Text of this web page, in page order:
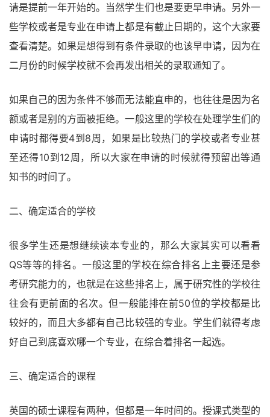
请是提前一年开始的。当然学生们也是要更早申请。另外一
些学校或者是专业在申请上都是有截止日期的，这个大家要
查看清楚。如果是想得到有条件录取的也该早申请，因为在
二月份的时候学校就不会再发出相关的录取通知了。
如果自己的因为条件不够而无法能直申的，也往往是因为名
额或者是别的方面被拒绝。一般这里的学校在处理学生们的
申请时都得要4到8周，如果是比较热门的学校或者专业甚
至还得10到12周，所以大家在申请的时候就得预留出等通
知书的时间了。
二、确定适合的学校
很多学生还是想继续读本专业的，那么大家其实可以看看
QS等等的排名。一般这里的学校在综合排名上主要还是参
考研究能力的，也就是在这些排名上，属于研究性的学校往
往会有更前面的名次。但一般能排在前50位的学校都是比
较好的，而且大多都有自己比较强的专业。学生们就得考虑
好自己到底喜欢哪一个专业，在综合着排名一起选。
三、确定适合的课程
英国的硕士课程有两种，但都是一年时间的。授课式类型的